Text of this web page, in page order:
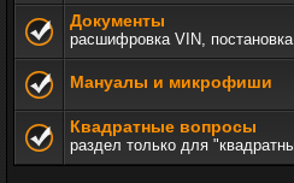
Документы
расшифровка VIN,
Мануалы и микрофиши
Квадратные вопросы
раздел только для